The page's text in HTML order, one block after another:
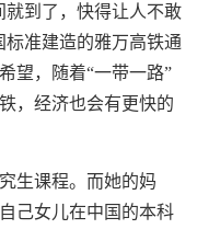
就到了，快得让人不敢
准建造的雅万高铁通
望，随着“一带一路”
，经济也会有更快的
生课程。而她的妈
己女儿在中国的本科